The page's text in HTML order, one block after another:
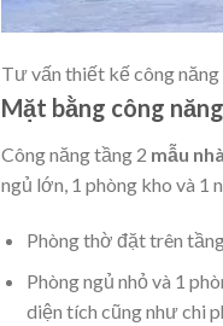
Tư vấn thiết kế công
Mặt bằng công
Công năng tầng 2 mẫu
ngủ lớn, 1 phòng kho và 1
Phòng thờ đặt trên
Phòng ngủ nhỏ và 1
diện tích cũng như chi